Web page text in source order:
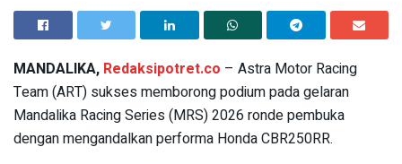
MANDALIKA, Redaksipotret.co – Astra Motor Racing
Team (ART) sukses memborong podium pada gelaran
Mandalika Racing Series (MRS) 2026 ronde pembuka
dengan mengandalkan performa Honda CBR250RR.